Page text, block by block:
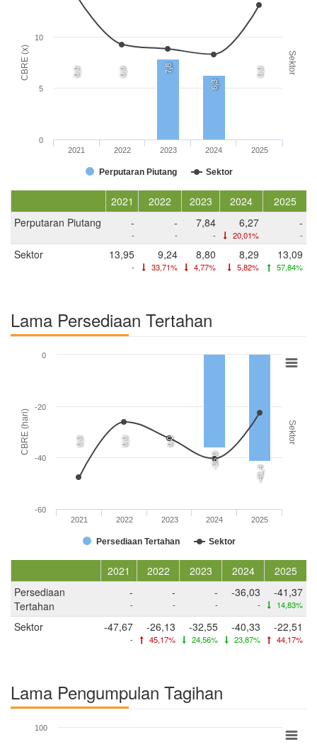
CBRE (x) Sektor
0,0 0,0
7,8
6,3
0,0
Perputaran Piutang Sektor
2021 2022 2023 2024 2025
0
5
10
2021 2022 2023 2024
2025
Perputaran Piutang
-
-
-
-
7,84
-
6,27
20,01%
-
-
Sektor 13,95
-
9,24
33,71%
8,80
4,77%
8,29
5,82%
13,09
57,84%
Lama Persediaan Tertahan
CBRE (hari) Sektor
0,0 0,0 0,0
-36,0
-41,4
Persediaan Tertahan Sektor
2021 2022 2023 2024 2025
-60
-40
-20
0
2021 2022 2023 2024
2025
Persediaan
Tertahan
-
-
-
-
-
-
-36,03
-
-41,37
14,83%
Sektor -47,67
-
-26,13
45,17%
-32,55
24,56%
-40,33
23,87%
-22,51
44,17%
Lama Pengumpulan Tagihan
100